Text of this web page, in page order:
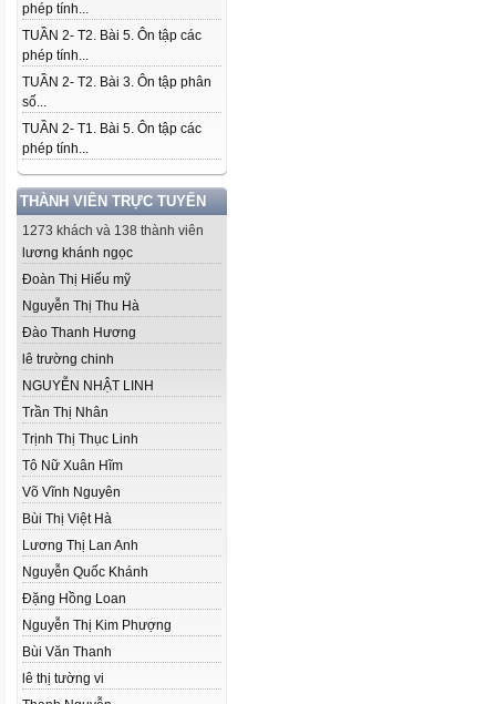
phép tính...
TUẦN 2- T2. Bài 5. Ôn tập các
phép tính...
TUẦN 2- T2. Bài 3. Ôn tập phân
số...
TUẦN 2- T1. Bài 5. Ôn tập các
phép tính...
THÀNH VIÊN TRỰC TUYẾN
1273 khách và 138 thành viên
lương khánh ngọc
Đoàn Thị Hiếu mỹ
Nguyễn Thị Thu Hà
Đào Thanh Hương
lê trường chinh
NGUYỄN NHẬT LINH
Trần Thị Nhân
Trịnh Thị Thục Linh
Tô Nữ Xuân Hĩm
Võ Vĩnh Nguyên
Bùi Thị Việt Hà
Lương Thị Lan Anh
Nguyễn Quốc Khánh
Đặng Hồng Loan
Nguyễn Thị Kim Phượng
Bùi Văn Thanh
lê thị tường vi